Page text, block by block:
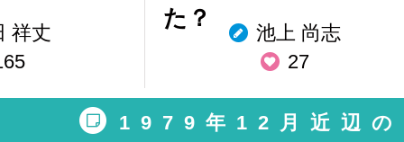
祥丈
た？
池上 尚志
27
1979年12月近辺の